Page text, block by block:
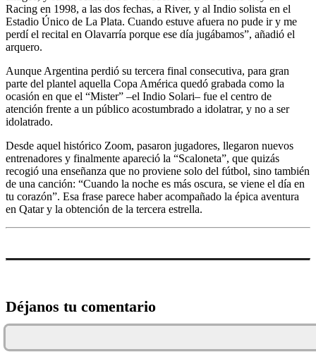
Racing en 1998, a las dos fechas, a River, y al Indio solista en el
Estadio Único de La Plata. Cuando estuve afuera no pude ir y me
perdí el recital en Olavarría porque ese día jugábamos”, añadió el
arquero.
Aunque Argentina perdió su tercera final consecutiva, para gran
parte del plantel aquella Copa América quedó grabada como la
ocasión en que el “Mister” –el Indio Solari– fue el centro de
atención frente a un público acostumbrado a idolatrar, y no a ser
idolatrado.
Desde aquel histórico Zoom, pasaron jugadores, llegaron nuevos
entrenadores y finalmente apareció la “Scaloneta”, que quizás
recogió una enseñanza que no proviene solo del fútbol, sino también
de una canción: “Cuando la noche es más oscura, se viene el día en
tu corazón”. Esa frase parece haber acompañado la épica aventura
en Qatar y la obtención de la tercera estrella.
Déjanos tu comentario